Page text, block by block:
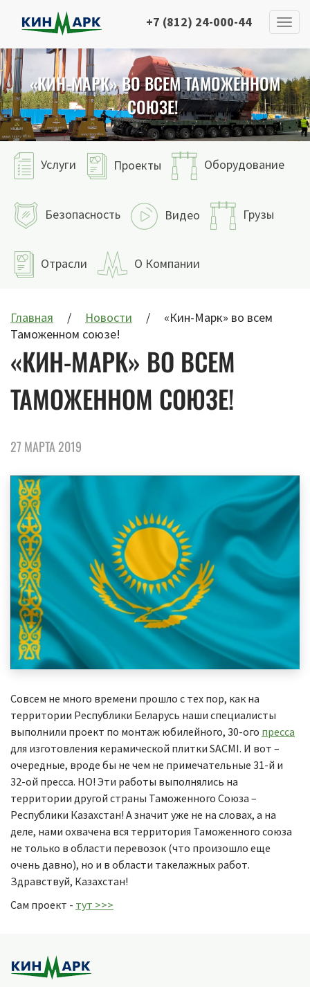
+7 (812) 24-000-44
«КИН-МАРК» ВО ВСЕМ ТАМОЖЕННОМ
СОЮЗЕ!
Услуги Проекты Оборудование
Безопасность Видео Грузы
Отрасли О Компании
Главная Новости
«Кин-Марк» во всем
Таможенном союзе!
«КИН-МАРК» ВО ВСЕМ
ТАМОЖЕННОМ СОЮЗЕ!
27 МАРТА 2019
Совсем не много времени прошло с тех пор, как на
территории Республики Беларусь наши специалисты
выполнили проект по монтаж юбилейного, 30-ого пресса
для изготовления керамической плитки SACMI. И вот –
очередные, вроде бы не чем не примечательные 31-й и
32-ой пресса. НО! Эти работы выполнялись на
территории другой страны Таможенного Союза –
Республики Казахстан! А значит уже не на словах, а на
деле, нами охвачена вся территория Таможенного союза
не только в области перевозок (что произошло еще
очень давно), но и в области такелажных работ.
Здравствуй, Казахстан!
Сам проект - тут >>>